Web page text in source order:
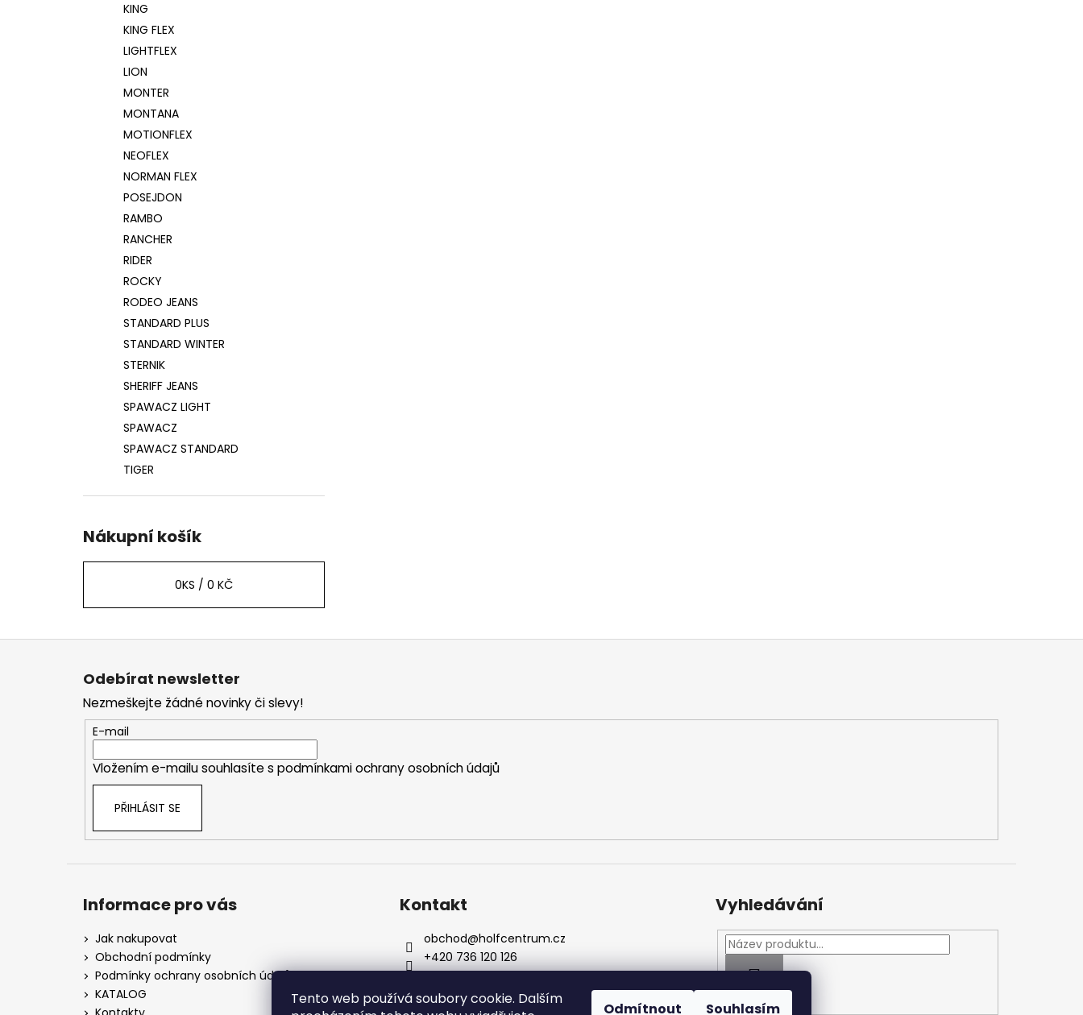
Tento web používá soubory cookie. Dalším
Odmítnout Souhlasím
KING
KING FLEX
LIGHTFLEX
LION
MONTER
MONTANA
MOTIONFLEX
NEOFLEX
NORMAN FLEX
POSEJDON
RAMBO
RANCHER
RIDER
ROCKY
RODEO JEANS
STANDARD PLUS
STANDARD WINTER
STERNIK
SHERIFF JEANS
SPAWACZ LIGHT
SPAWACZ
SPAWACZ STANDARD
TIGER
Nákupní košík
0KS / 0 KČ
Z
Odebírat newsletter
Nezmeškejte žádné novinky či slevy!
E-mail
Vložením e-mailu souhlasíte s podmínkami ochrany osobních údajů
PŘIHLÁSIT SE
Informace pro vás
Jak nakupovat
Obchodní podmínky
Podmínky ochrany osobních údajů
KATALOG
Kontakt
obchod@holfcentrum.cz
+420 736 120 126
+420 736 120 126
Sledujte nás na Facebooku !
Vyhledávání